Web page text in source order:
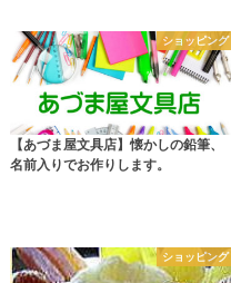
ショッピング
【あづま屋文具店】懐かしの鉛筆、
名前入りでお作りします。
ショッピング